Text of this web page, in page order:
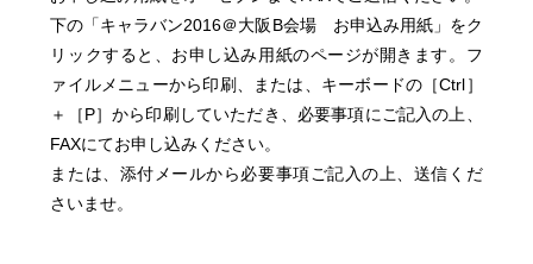
下の「キャラバン2016＠大阪B会場 お申込み用紙」をク
リックすると、お申し込み用紙のページが開きます。フ
ァイルメニューから印刷、または、キーボードの［Ctrl］
＋［P］から印刷していただき、必要事項にご記入の上、
FAXにてお申し込みください。
または、添付メールから必要事項ご記入の上、送信くだ
さいませ。